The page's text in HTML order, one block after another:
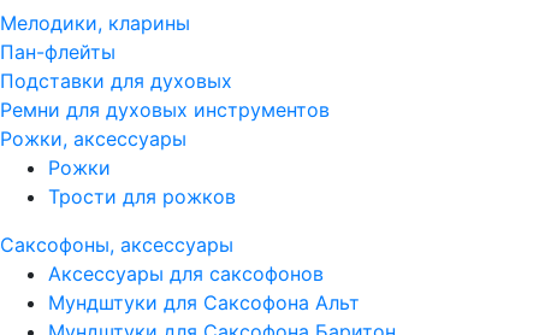
Мелодики, кларины
Пан-флейты
Подставки для духовых
Ремни для духовых инструментов
Рожки, аксессуары
Рожки
Трости для рожков
Саксофоны, аксессуары
Аксессуары для саксофонов
Мундштуки для Саксофона Альт